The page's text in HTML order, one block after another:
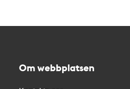
Om webbplatsen